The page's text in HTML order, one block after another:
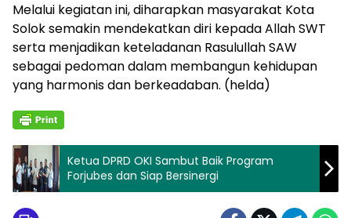
Melalui kegiatan ini, diharapkan masyarakat Kota
Solok semakin mendekatkan diri kepada Allah SWT
serta menjadikan keteladanan Rasulullah SAW
sebagai pedoman dalam membangun kehidupan
yang harmonis dan berkeadaban. (helda)
Ketua DPRD OKI Sambut Baik Program
Forjubes dan Siap Bersinergi